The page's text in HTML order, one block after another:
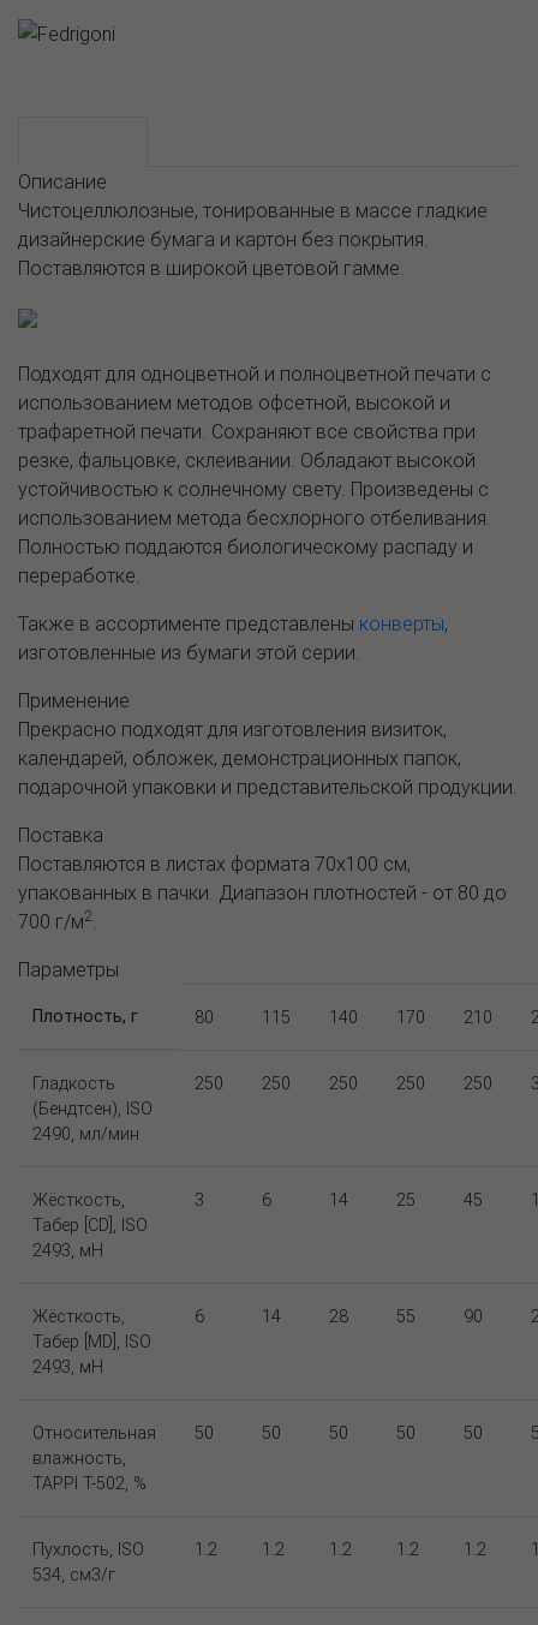
Описание
Чистоцеллюлозные, тонированные в массе гладкие
дизайнерские бумага и картон без покрытия.
Поставляются в широкой цветовой гамме.
Подходят для одноцветной и полноцветной печати с
использованием методов офсетной, высокой и
трафаретной печати. Сохраняют все свойства при
резке, фальцовке, склеивании. Обладают высокой
устойчивостью к солнечному свету. Произведены с
использованием метода бесхлорного отбеливания.
Полностью поддаются биологическому распаду и
переработке.
Также в ассортименте представлены конверты,
изготовленные из бумаги этой серии.
Применение
Прекрасно подходят для изготовления визиток,
календарей, обложек, демонстрационных папок,
подарочной упаковки и представительской продукции.
Поставка
Поставляются в листах формата 70х100 см,
упакованных в пачки. Диапазон плотностей - от 80 до
700 г/м2
Параметры
Плотность, г 80 115 140 170 210
Гладкость
(Бендтсен), ISO
2490, мл/мин
250 250 250 250 250
Жёсткость,
Табер [CD], ISO
2493, мН
3 6 14 25 45
Жёсткость,
Табер [MD], ISO
2493, мН
6 14 28 55 90
Относительная
влажность,
TAPPI T-502, %
50 50 50 50 50
Пухлость, ISO
534, см3/г
1.2 1.2 1.2 1.2 1.2